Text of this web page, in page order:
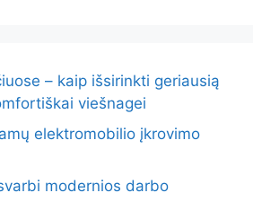
– kaip išsirinkti geriausią
viešnagei
elektromobilio įkrovimo
modernios darbo